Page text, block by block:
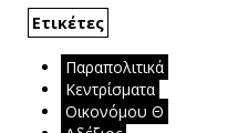
Ετικέτες
Παραπολιτικά
Κεντρίσματα
Οικονόμου Θ